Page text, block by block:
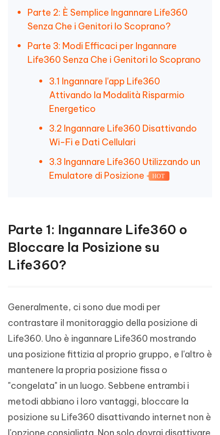
Parte 2: È Semplice Ingannare Life360
Senza Che i Genitori lo Scoprano?
Parte 3: Modi Efficaci per Ingannare
Life360 Senza Che i Genitori lo Scoprano
3.1 Ingannare l'app Life360
Attivando la Modalità Risparmio
Energetico
3.2 Ingannare Life360 Disattivando
Wi-Fi e Dati Cellulari
3.3 Ingannare Life360 Utilizzando un
Emulatore di Posizione
HOT
Parte 1: Ingannare Life360 o
Bloccare la Posizione su
Life360?
Generalmente, ci sono due modi per
contrastare il monitoraggio della posizione di
Life360. Uno è ingannare Life360 mostrando
una posizione fittizia al proprio gruppo, e l'altro è
mantenere la propria posizione fissa o
"congelata" in un luogo. Sebbene entrambi i
metodi abbiano i loro vantaggi, bloccare la
posizione su Life360 disattivando internet non è
l'opzione consigliata. Non solo dovrai disattivare